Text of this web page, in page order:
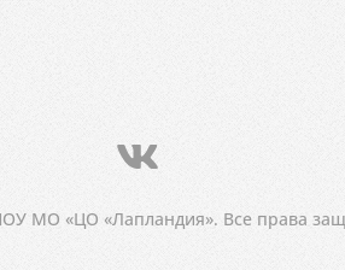
МО «ЦО «Лапландия». Все права